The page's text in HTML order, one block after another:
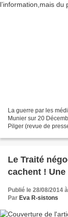
La guerre par les
Munier sur 20
Pilger (revue de
Le Traité
cachent ! Une
Publié le 28/08/2014
Par Eva R-sistons